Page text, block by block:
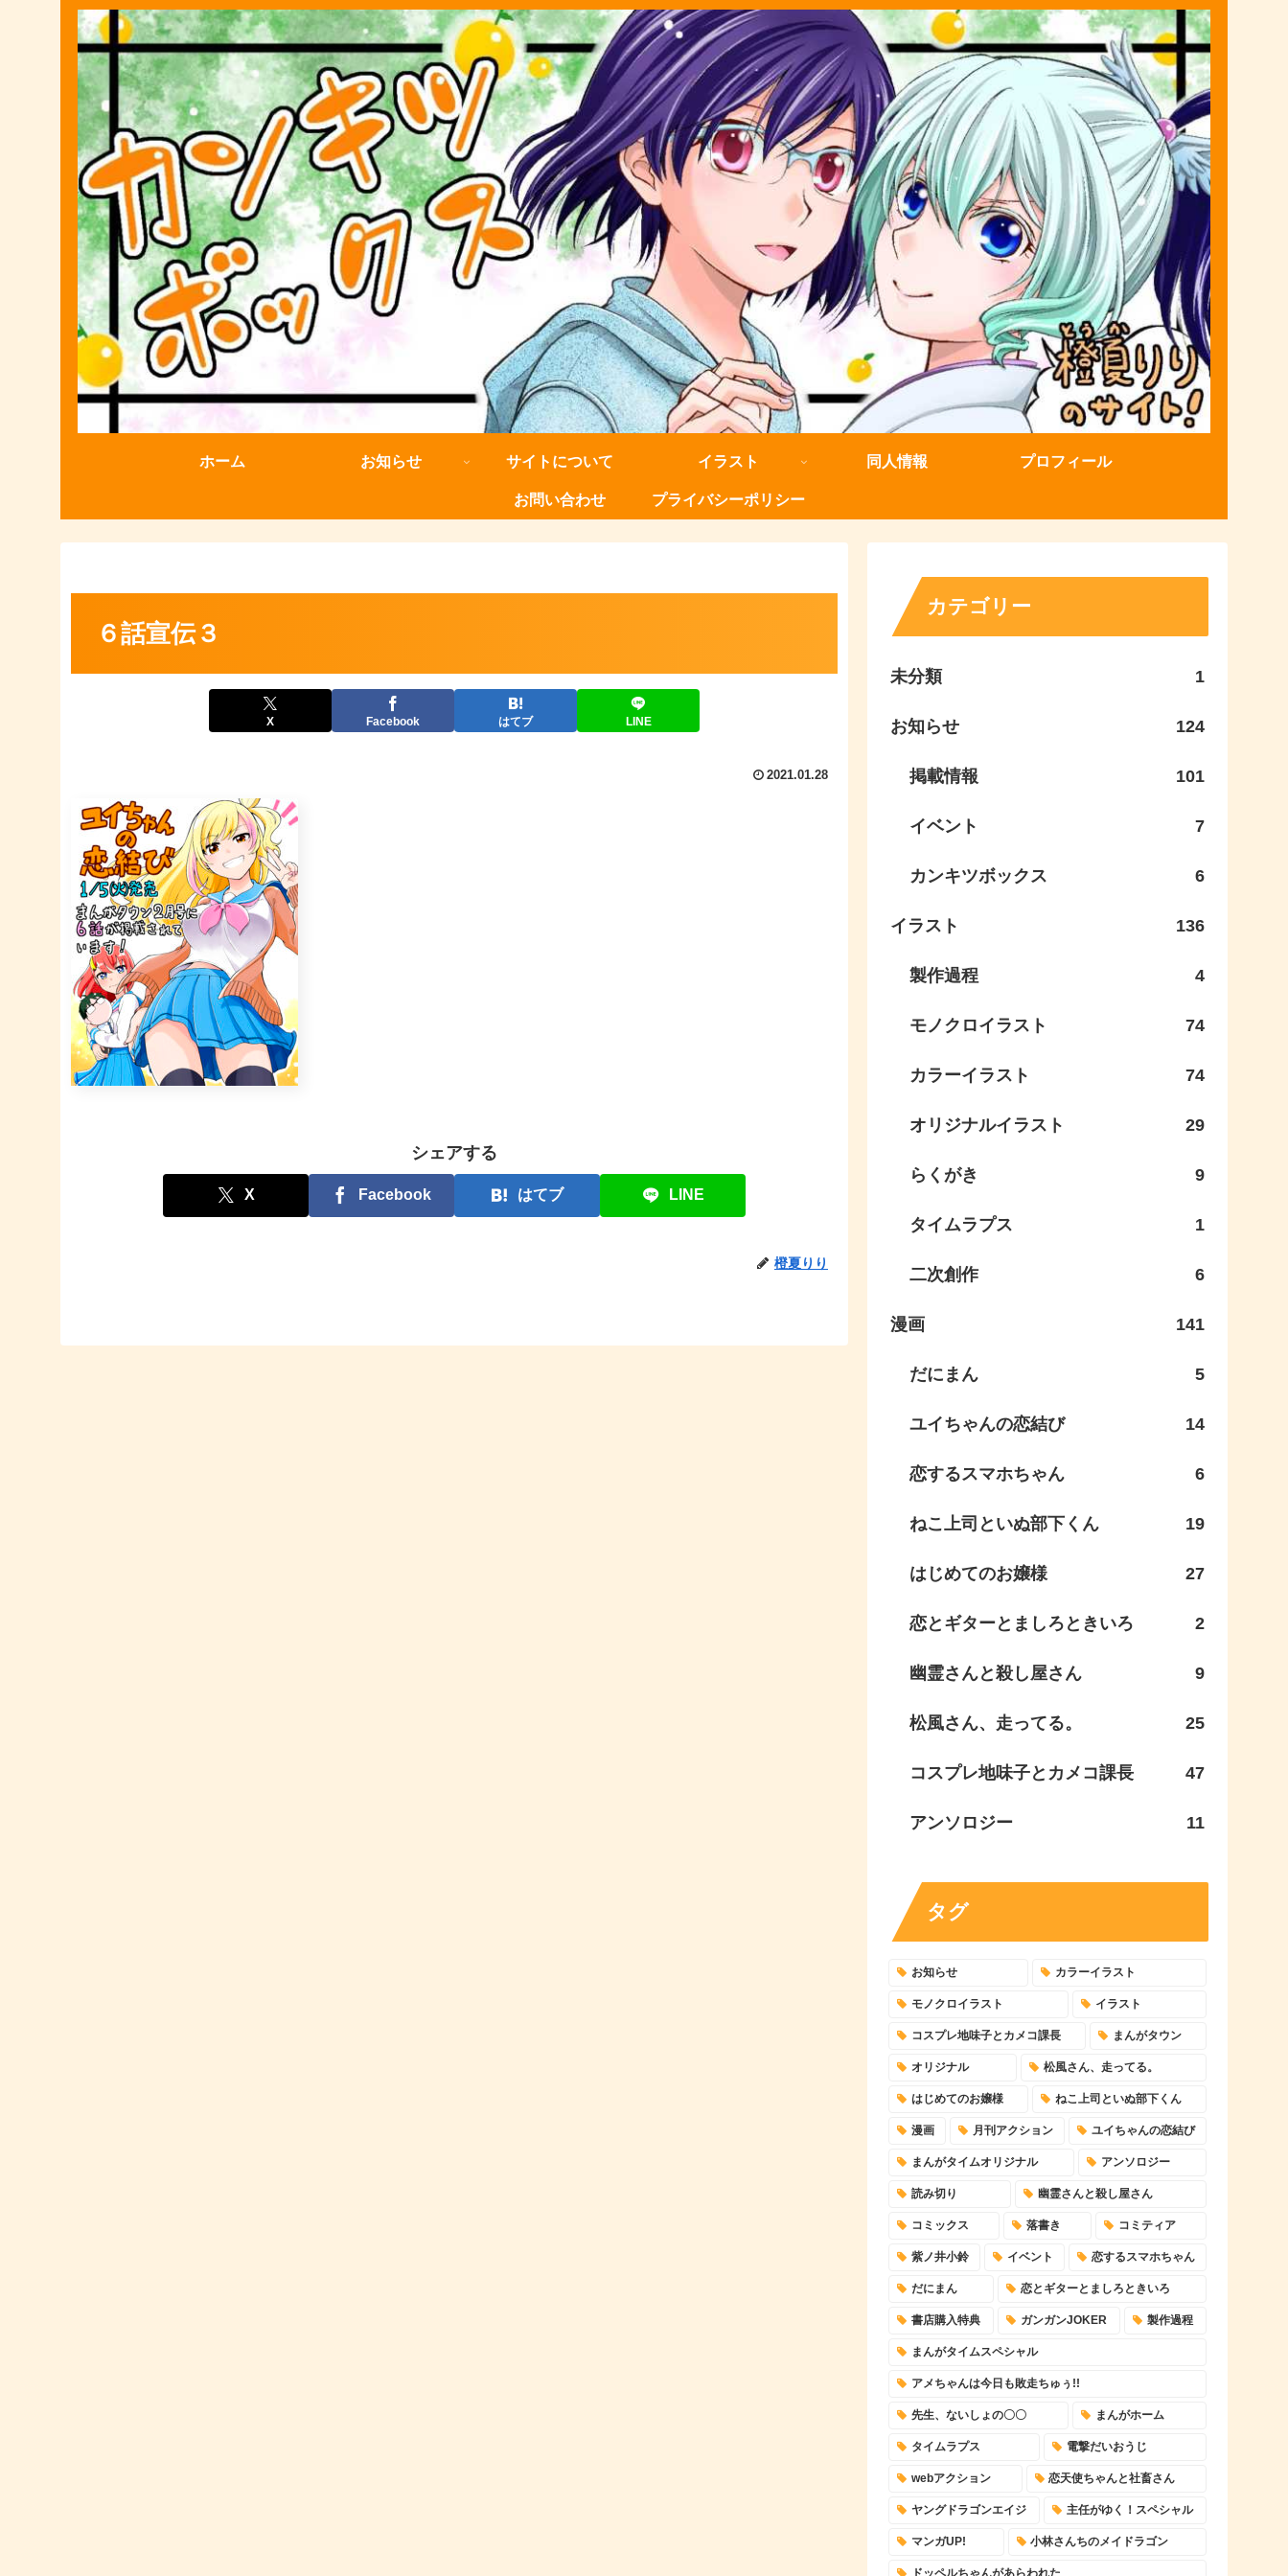
ホーム お知らせ サイトについて イラスト 同人情報 プロフィール
お問い合わせ プライバシーポリシー
６話宣伝３
X Facebook はてブ LINE
2021.01.28
シェアする
X Facebook はてブ LINE
橙夏りり
カテゴリー
未分類 1
お知らせ 124
掲載情報 101
イベント 7
カンキツボックス 6
イラスト 136
製作過程 4
モノクロイラスト 74
カラーイラスト 74
オリジナルイラスト 29
らくがき 9
タイムラプス 1
二次創作 6
漫画 141
だにまん 5
ユイちゃんの恋結び 14
恋するスマホちゃん 6
ねこ上司といぬ部下くん 19
はじめてのお嬢様 27
恋とギターとましろときいろ 2
幽霊さんと殺し屋さん 9
松風さん、走ってる。 25
コスプレ地味子とカメコ課長 47
アンソロジー 11
タグ
お知らせ カラーイラスト
モノクロイラスト イラスト
コスプレ地味子とカメコ課長 まんがタウン
オリジナル 松風さん、走ってる。
はじめてのお嬢様 ねこ上司といぬ部下くん
漫画 月刊アクション ユイちゃんの恋結び
まんがタイムオリジナル アンソロジー
読み切り 幽霊さんと殺し屋さん
コミックス 落書き コミティア
紫ノ井小鈴 イベント 恋するスマホちゃん
だにまん 恋とギターとましろときいろ
書店購入特典 ガンガンJOKER 製作過程
まんがタイムスペシャル
アメちゃんは今日も敗走ちゅぅ!!
先生、ないしょの〇〇 まんがホーム
タイムラプス 電撃だいおうじ
webアクション 恋天使ちゃんと社畜さん
ヤングドラゴンエイジ 主任がゆく！スペシャル
マンガUP! 小林さんちのメイドラゴン